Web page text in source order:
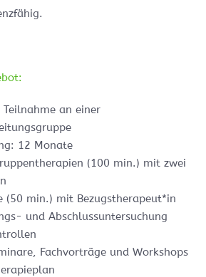
an einer
12 Monate
(100 min.) mit zwei
(50 min.) mit Bezugstherapeut*in
und Abschlussuntersuchung
Fachvorträge und Workshops